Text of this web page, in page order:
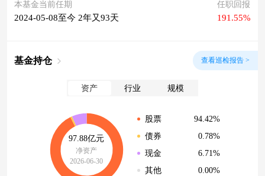
本基金当前任期
2024-05-08至今 2年又93天
任职回报
191.55%
基金持仓 查看巡检报告 >
资产 行业 规模
97.88亿元
净资产
2026-06-30
股票
94.42%
债券
0.78%
现金
6.71%
其他
0.00%